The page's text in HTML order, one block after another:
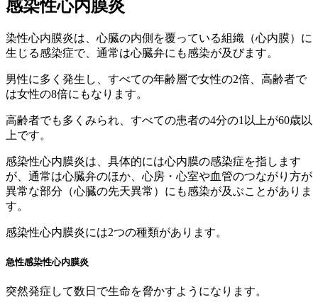
感染性心内膜炎
染性心内膜炎は、心臓の内側を覆っている組織（心内膜）に
生じる感染症で、通常は心臓弁にも感染が及びます。
男性に多く発生し、すべての年齢層で女性の2倍、高齢者で
は女性の8倍にもなります。
高齢者でも多くみられ、すべての患者の4分の1以上が60歳以
上です。
感染性心内膜炎は、具体的には心内膜の感染症を指します
が、通常は心臓弁のほか、心房・心室や血管のつながり方が
異常な部分（心臓の先天異常）にも感染が及ぶことがありま
す。
感染性心内膜炎には2つの種類があります。
急性感染性心内膜炎
突然発症して数日で生命を脅かすようになります。